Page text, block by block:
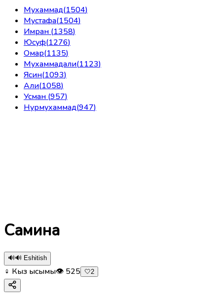
Мухаммад(1504)
Мустафа(1504)
Имран (1358)
Юсуф(1276)
Омар(1135)
Мухаммадали(1123)
Ясин(1093)
Али(1058)
Усман (957)
Нурмухаммад(947)
Самина
🔊🔊 Eshitish
♀ Кыз ысымы👁 525 🤍2